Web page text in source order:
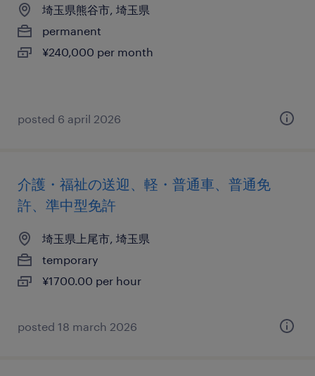
埼玉県熊谷市, 埼玉県
permanent
¥240,000 per month
posted 6 april 2026
介護・福祉の送迎、軽・普通車、普通免
許、準中型免許
埼玉県上尾市, 埼玉県
temporary
¥1700.00 per hour
posted 18 march 2026